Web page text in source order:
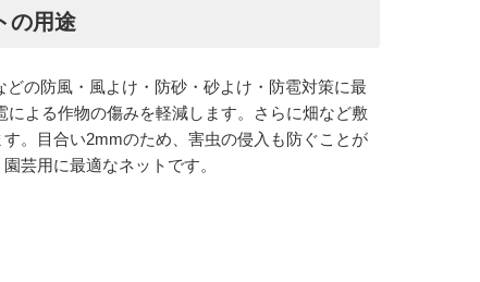
の用途
の防風・風よけ・防砂・砂よけ・防雹対策に最
よる作物の傷みを軽減します。さらに畑など敷
。目合い2mmのため、害虫の侵入も防ぐことが
芸用に最適なネットです。